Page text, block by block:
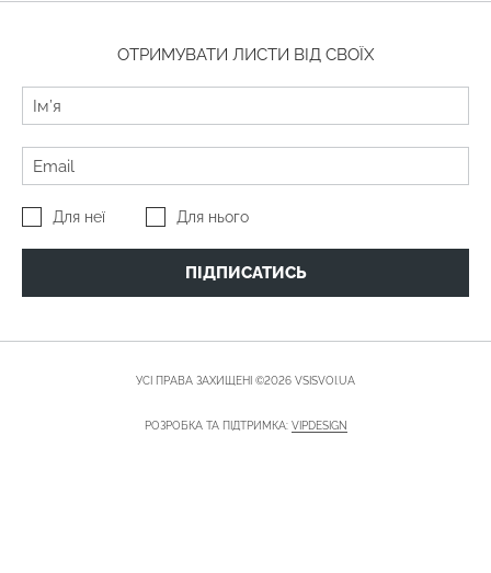
ОТРИМУВАТИ ЛИСТИ ВІД СВОЇХ
Для неї Для нього
ПІДПИСАТИСЬ
УСІ ПРАВА ЗАХИЩЕНІ ©2026 VSISVOI.UA
РОЗРОБКА ТА ПІДТРИМКА: VIPDESIGN